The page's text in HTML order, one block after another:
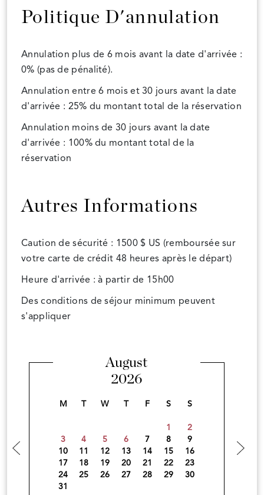
Politique D'annulation
Annulation plus de 6 mois avant la date d'arrivée :
0% (pas de pénalité).
Annulation entre 6 mois et 30 jours avant la date
d'arrivée : 25% du montant total de la réservation
Annulation moins de 30 jours avant la date
d'arrivée : 100% du montant total de la
réservation
Autres Informations
Caution de sécurité : 1500 $ US (remboursée sur
votre carte de crédit 48 heures après le départ)
Heure d'arrivée : à partir de 15h00
Des conditions de séjour minimum peuvent
s'appliquer
August
2026
M W F S S
1
2
3
4 5 6 7 8
9
10
11 12 13 14 15
16
17
18 19 20 21 22
23
24
25 26 27 28 29
30
31